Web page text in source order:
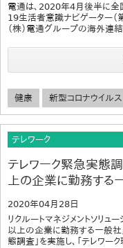
電通は、2020年4月後半に
19生活者意識ナビゲーター（
（株）電通グループの海外
健康 新型コロナウイルス
テレワーク
テレワーク緊急実態
上の企業に勤務する
2020年04月28日
リクルートマネジメントソリ
以上の企業に勤務する一般
態調査」を実施し、「テレワ